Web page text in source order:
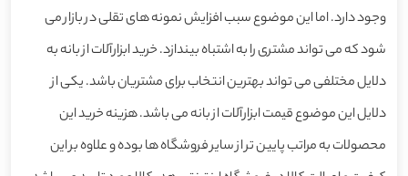
وجود دارد. اما این موضوع سبب افزایش نمونه های تقلی در بازار می
شود که می تواند مشتری را به اشتباه بیندازد. خرید ابزارآلات از بانه به
دلایل مختلفی می تواند بهترین انتخاب برای مشتریان باشد. یکی از
دلایل این موضوع قیمت ابزارآلات از بانه می باشد. هزینه خرید این
محصولات به مراتب پایین تر از سایر فروشگاه ها بوده و علاوه بر این